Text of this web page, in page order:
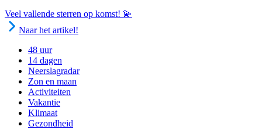
Veel vallende sterren op komst! 💫
Naar het artikel!
48 uur
14 dagen
Neerslagradar
Zon en maan
Activiteiten
Vakantie
Klimaat
Gezondheid